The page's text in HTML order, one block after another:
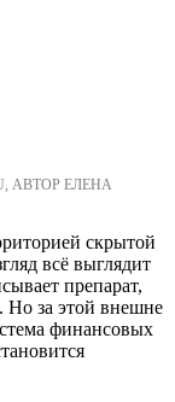
АВТОР ЕЛЕНА
скрытой
всё выглядит
препарат,
Но за этой внешне
финансовых